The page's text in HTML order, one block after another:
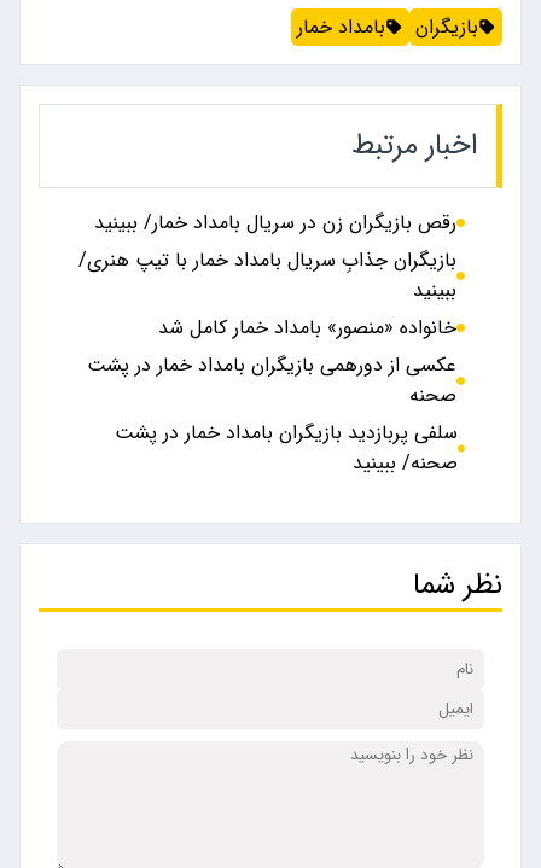
بازیگران بامداد خمار
اخبار مرتبط
رقص بازیگران زن در سریال بامداد خمار/ ببینید
بازیگران جذابِ سریال بامداد خمار با تیپ هنری/
ببینید
خانواده «منصور» بامداد خمار کامل شد
عکسی از دورهمی بازیگران بامداد خمار در پشت
صحنه
سلفی پربازدید بازیگران بامداد خمار در پشت
صحنه/ ببینید
نظر شما